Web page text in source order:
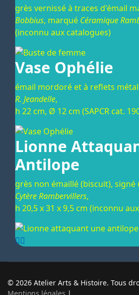
grès vernissé à traces d'émail
Bobbius, marqué Céramique
(inconnu aux catalogues)
Vase Ophélie
émail mordoré et à reflets
R. Jeandelle,
h 22 cm, Ø 12 cm (SAPCR cat.
Lionne
Antilope
grès non émaillé (biscuit), signé
Cytère Rambervillers,
h 20,5 x 31 x 9,5 cm (inconnu
© 2026 Atelier Arts & Histoire. Tous